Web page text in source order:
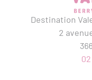
Destination
2